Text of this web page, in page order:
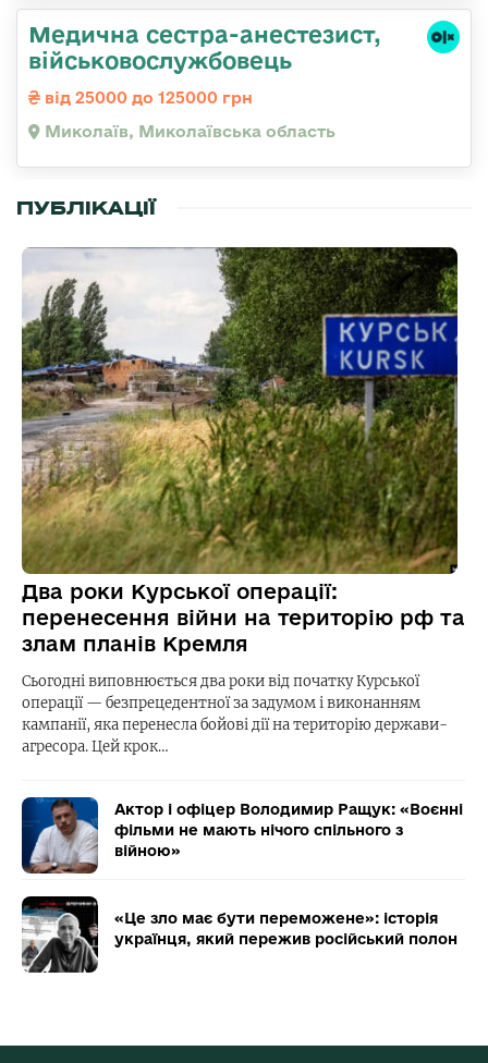
Медична сестpа-анестезист,
військовослужбовець
від 25000 до 125000 грн
Миколаїв, Миколаївська область
ПУБЛІКАЦІЇ
Два роки Курської операції:
перенесення війни на територію рф та
злам планів Кремля
Сьогодні виповнюється два роки від початку Курської
операції — безпрецедентної за задумом і виконанням
кампанії, яка перенесла бойові дії на територію держави-
агресора. Цей крок…
Актор і офіцер Володимир Ращук: «Воєнні
фільми не мають нічого спільного з
війною»
«Це зло має бути переможене»: історія
українця, який пережив російський полон